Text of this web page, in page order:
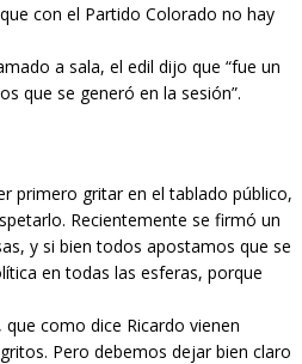
con el Partido Colorado no hay
a sala, el edil dijo que “fue un
que se generó en la sesión”.
primero gritar en el tablado público,
Recientemente se firmó un
y si bien todos apostamos que se
en todas las esferas, porque
como dice Ricardo vienen
Pero debemos dejar bien claro